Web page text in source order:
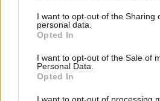
I want to opt-out of the Sharing
personal data.
Opted In
I want to opt-out of the Sale of
Personal Data.
Opted In
”Tyhmien pääsy
kiellettävä”
Taloustieteilijät vahvistivat